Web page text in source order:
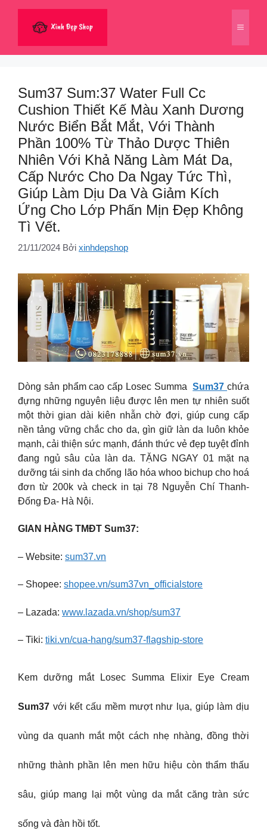
dung
Menu
Sum37 Sum:37 Water Full Cc
Cushion Thiết Kế Màu Xanh Dương
Nước Biển Bắt Mắt, Với Thành
Phần 100% Từ Thảo Dược Thiên
Nhiên Với Khả Năng Làm Mát Da,
Cấp Nước Cho Da Ngay Tức Thì,
Giúp Làm Dịu Da Và Giảm Kích
Ứng Cho Lớp Phấn Mịn Đẹp Không
Tì Vết.
21/11/2024 Bởi xinhdepshop
Dòng sản phẩm cao cấp Losec SummaSum37chứa
đựng những nguyên liệu được lên men tự nhiên suốt
một thời gian dài kiên nhẫn chờ đợi, giúp cung cấp
nền tảng vững chắc cho da, gìn giữ làn da luôn khỏe
mạnh, cải thiện sức mạnh, đánh thức vẻ đẹp tuyệt đỉnh
đang ngủ sâu của làn da. TẶNG NGAY 01 mặt nạ
dưỡng tái sinh da chống lão hóa whoo bichup cho hoá
đơn từ 200k và check in tại 78 Nguyễn Chí Thanh-
Đống Đa- Hà Nội.
GIAN HÀNG TMĐT Sum37:
– Website: sum37.vn
– Shopee: shopee.vn/sum37vn_officialstore
– Lazada: www.lazada.vn/shop/sum37
– Tiki: tiki.vn/cua-hang/sum37-flagship-store
Kem dưỡng mắt Losec Summa Elixir Eye Cream
Sum37 với kết cấu mềm mượt như lụa, giúp làm dịu
vùng da quanh mắt một cách nhẹ nhàng, đồng thời
những thành phần lên men hữu hiệu còn thẩm thấu
sâu, giúp mang lại một vùng da mắt căng tràn sức
sống và đàn hồi tốt.